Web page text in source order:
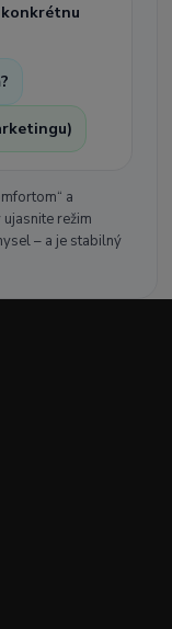
a
režim
– a je stabilný